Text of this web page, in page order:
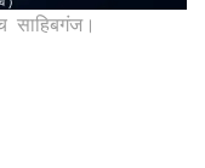
साहिबगंज।